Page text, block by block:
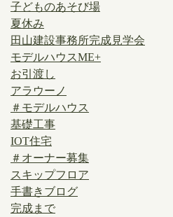
子どものあそび場
夏休み
田山建設事務所完成見学会
モデルハウスME+
お引渡し
アラウーノ
＃モデルハウス
基礎工事
IOT住宅
＃オーナー募集
スキップフロア
手書きブログ
完成まで